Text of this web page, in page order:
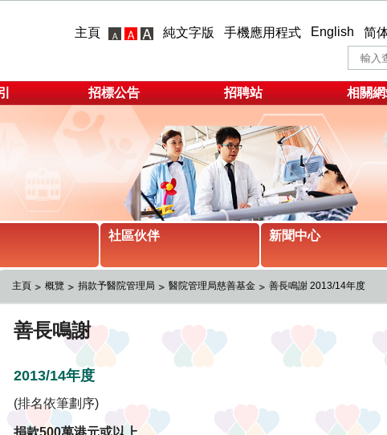
主頁 純文字版 手機應用程式 English 简
招標公告 招聘站 相關
社區伙伴 新聞中心
主頁 概覽 捐款予醫院管理局 醫院管理局慈善基金 善長鳴謝 2013/14年度